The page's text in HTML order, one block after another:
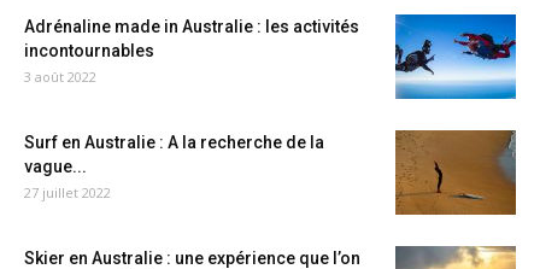
Adrénaline made in Australie : les activités
incontournables
3 août 2022
Surf en Australie : A la recherche de la
vague...
27 juillet 2022
Skier en Australie : une expérience que l’on